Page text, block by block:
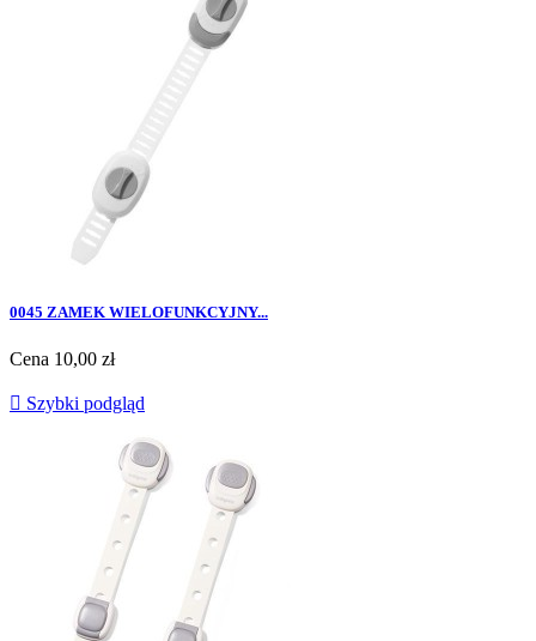
0045 ZAMEK WIELOFUNKCYJNY...
Cena 10,00 zł
 Szybki podgląd